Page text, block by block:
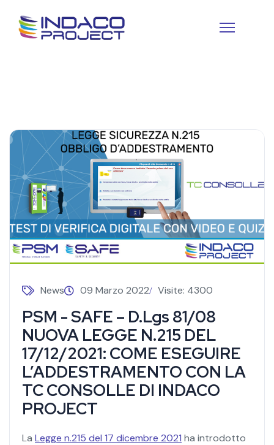
PSM - SAFE – D.Lgs 81/08
NUOVA LEGGE N.215 DEL
17/12/2021: COME ESEGUIRE
L’ADDESTRAMENTO CON LA
TC CONSOLLE DI INDACO
PROJECT
News 09 Marzo 2022 Visite: 4300
La Legge n.215 del 17 dicembre 2021 ha introdotto